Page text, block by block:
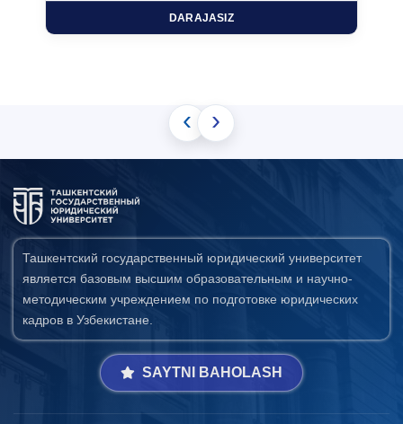
DARAJASIZ
‹ ›
Ташкентский государственный юридический университет
является базовым высшим образовательным и научно-
методическим учреждением по подготовке юридических
кадров в Узбекистане.
SAYTNI BAHOLASH